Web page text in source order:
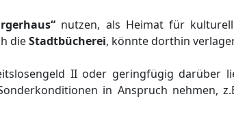
nutzen, als Heimat für
dieStadtbücherei, könnte dorthin
II oder geringfügig darüber
in Anspruch nehmen,